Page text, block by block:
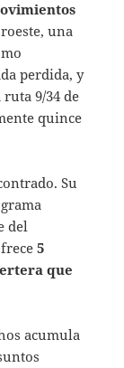
una
perdida, y
ruta 9/34 de
quince
Su
del
5
que
acumula